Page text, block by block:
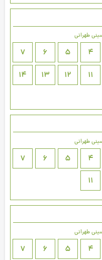
طهرانی
4
5
6
7
11
12
13
14
طهرانی
4
5
6
7
11
طهرانی
4
5
6
7